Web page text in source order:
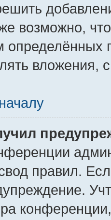
возможно,
определённых
вложения,
правил.